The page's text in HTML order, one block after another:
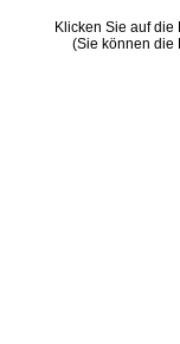
Klicken Sie auf die
(Sie können die